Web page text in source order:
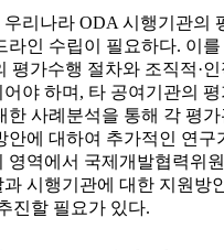
리나라 ODA 시행기관의
라인 수립이 필요하다. 이
평가수행 절차와 조직적·
야 하며, 타 공여기관의
한 사례분석을 통해 각 평가
안에 대하여 추가적인 연구
영역에서 국제개발협력위
시행기관에 대한 지원방
진할 필요가 있다.